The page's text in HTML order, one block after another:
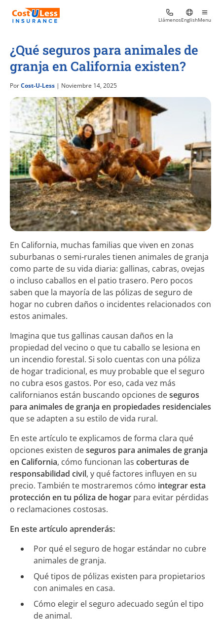
LlámenosEnglishMenu
¿Qué seguros para animales de
granja en California existen?
PorCost-U-Less | Noviembre 14, 2025
En California, muchas familias que viven en zonas
suburbanas o semi-rurales tienen animales de granja
como parte de su vida diaria: gallinas, cabras, ovejas
o incluso caballos en el patio trasero. Pero pocos
saben que la mayoría de las pólizas de seguro de
hogar no cubren daños o incidentes relacionados con
estos animales.
Imagina que tus gallinas causan daños en la
propiedad del vecino o que tu caballo se lesiona en
un incendio forestal. Si solo cuentas con una póliza
de hogar tradicional, es muy probable que el seguro
no cubra esos gastos. Por eso, cada vez más
californianos están buscando opciones deseguros
para animales de granja en propiedades residenciales
que se adapten a su estilo de vida rural.
En este artículo te explicamos de forma clara qué
opciones existen deseguros para animales de granja
en California, cómo funcionan las coberturas de
responsabilidad civil, y qué factores influyen en su
precio. También te mostraremos cómo integrar esta
protección en tu póliza de hogar para evitar pérdidas
o reclamaciones costosas.
En este artículo aprenderás:
Por qué el seguro de hogar estándar no cubre
animales de granja.
Qué tipos de pólizas existen para propietarios
con animales en casa.
Cómo elegir el seguro adecuado según el tipo
de animal.